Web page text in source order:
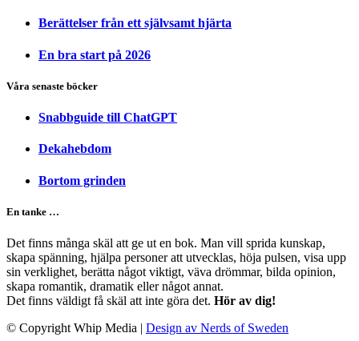
Berättelser från ett självsamt hjärta
En bra start på 2026
Våra senaste böcker
Snabbguide till ChatGPT
Dekahebdom
Bortom grinden
En tanke …
Det finns många skäl att ge ut en bok. Man vill sprida kunskap,
skapa spänning, hjälpa personer att utvecklas, höja pulsen, visa upp
sin verklighet, berätta något viktigt, väva drömmar, bilda opinion,
skapa romantik, dramatik eller något annat.
Det finns väldigt få skäl att inte göra det. Hör av dig!
© Copyright Whip Media | Design av Nerds of Sweden